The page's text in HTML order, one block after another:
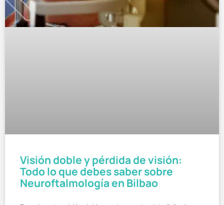
Visión doble y pérdida de visión:
Todo lo que debes saber sobre
Neuroftalmología en Bilbao